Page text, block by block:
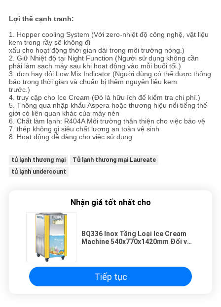
Lợi thế cạnh tranh:
1. Hopper cooling System (Với zero-nhiệt độ công nghệ, vật liệu
kem trong rầy sẽ không đi
xấu cho hoạt động thời gian dài trong môi trường nóng.)
2. Giữ Nhiệt độ tại Night Function (Người sử dụng không cần
phải làm sạch máy sau khi hoạt động vào mỗi buổi tối.)
3. đơn hay đôi Low Mix Indicator (Người dùng có thể được thông
báo trong thời gian và chuẩn bị thêm nguyên liệu kem
trước.)
4. truy cập cho Ice Cream (Đó là hữu ích để kiểm tra chi phí.)
5. Thông qua nhập khẩu Aspera hoặc thương hiệu nổi tiếng thế
giới có liên quan khác của máy nén
6. Chất làm lạnh: R404A Môi trường thân thiện cho việc bảo vệ
7. thép không gỉ siêu chất lượng an toàn vệ sinh
8. Hoạt động dễ dàng cho việc sử dụng
tủ lạnh thương mại
Tủ lạnh thương mại Laureate
tủ lạnh undercount
Nhận giá tốt nhất cho
BQ336 Inox Tầng Loại Ice Cream
Machine 540x770x1420mm Đối với
Tiếp tục